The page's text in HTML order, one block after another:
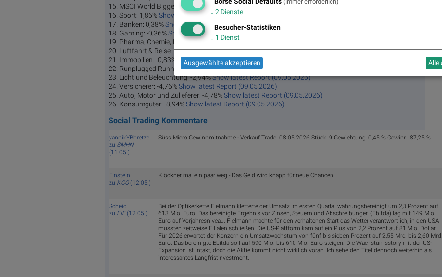
15. MSCI World Biggest 10: 1,89%
Show latest Report (09.05.2026)
16. Sport: 1,86%Show latest Report (09.05.2026)
17. Banken: 0,38%Show latest Report (09.05.2026)
18. Gaming: -0,36%Show latest Report (09.05.2026)
19. Pharma, Chemie, Biotech, Arznei & Gesundheit: -0,54%
20. Luftfahrt & Reise: -0,64%Show latest Report (09.05.2026)
21. Immobilien: -0,83%
Show latest Report (09.05.2026)
22. Runplugged Running Stocks: -1,43%
23. Licht und Beleuchtung: -2,94%Show latest Report (09.05.2026)
24. Versicherer: -4,76%Show latest Report (09.05.2026)
25. Auto, Motor und Zulieferer: -4,78%Show latest Report (09.05.2026)
26. Konsumgüter: -8,94%Show latest Report (09.05.2026)
Social Trading Kommentare
yannikYBbretzel
zu SMHN
(11.05.)
Süss Micro Gewinnmitnahme - Verkauf Trade: 08.05.2026 Stück: 9 Gewichtung: 0,45 % Gewinn: 87,25 %
Einstein
zu KCO(12.05.)
Klöckner mal ein paar weg - Das Geld wird knapp für neue Chancen
Scheid
zu FIE(12.05.)
Bei der Optikerkette Fielmann kletterte der Umsatz im ersten Quartal währungsbereinigt um 2,3 Prozent auf
613 Mio. Euro. Das bereinigte Ergebnis vor Zinsen, Steuern und Abschreibungen (Ebitda) lag mit 149 Mio.
Euro auf Vorjahresniveau. Fielmann machte für den verhaltenen Start das Wetter verantwortlich, in den USA
mussten zeitweise Filialen schließen. Die US-Plattform kam auf ein Plus von 2,2 Prozent auf 81 Mio. Dollar.
Für 2026 erwartet der Konzern ein Umsatzwachstum von fünf bis sieben Prozent auf 2,55 Mrd. bis 2,60 Mrd.
Euro. Das bereinigte Ebitda soll auf 590 Mio. bis 610 Mio. Euro steigen. Die Wachstumsstory mit der US-
Expansion ist intakt, doch die Aktie kommt nicht wirklich voran. Ich sehe den Titel dennoch weiterhin als
interessantes Langfristinvestment.
Börse Social Defaults (immer erforderlich)
↓ 2 Dienste
Besucher-Statistiken
↓ 1 Dienst
Ausgewählte akzeptieren Alle